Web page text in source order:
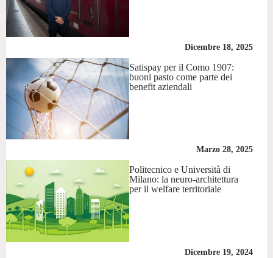
Dicembre 18, 2025
Satispay per il Como 1907:
buoni pasto come parte dei
benefit aziendali
Marzo 28, 2025
Politecnico e Università di
Milano: la neuro-architettura
per il welfare territoriale
Dicembre 19, 2024